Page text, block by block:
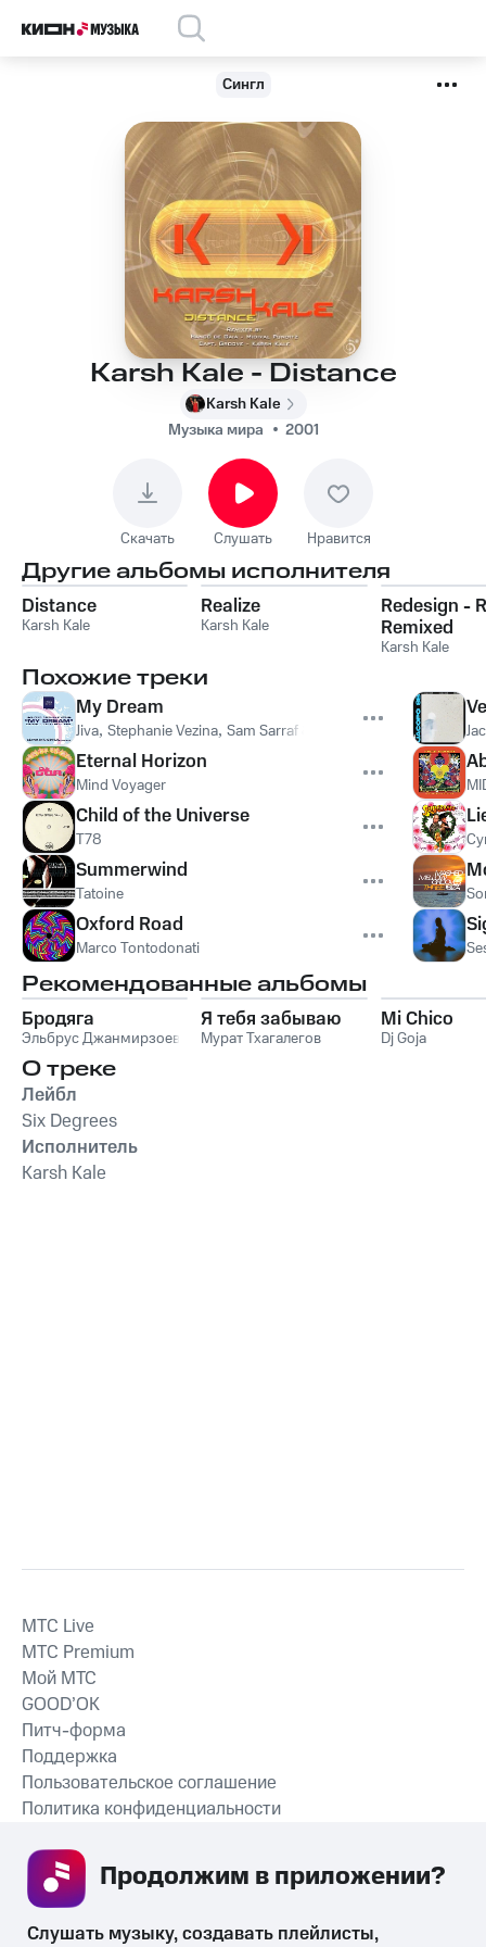
Сингл
Karsh Kale - Distance
Karsh Kale
Музыка мира
2001
Скачать Слушать Нравится
Другие альбомы исполнителя
Distance
Karsh Kale
Realize
Karsh Kale
Redesign -
Remixed
Karsh Kale
Похожие треки
My Dream
Jiva, Stephanie Vezina, Sam Sarraf & Ned Shepard
Eternal Horizon
Mind Voyager
Child of the Universe
T78
Summerwind
Tatoine
Oxford Road
Marco Tontodonati
Рекомендованные альбомы
Бродяга
Эльбрус Джанмирзоев
Я тебя забываю
Мурат Тхагалегов
Mi Chico
Dj Goja
О треке
Лейбл
Six Degrees
Исполнитель
Karsh Kale
СКАЧАТЬ ПРИЛОЖЕНИЕ
MTС Live
MTС Premium
Мой МТС
GOOD’OK
Питч-форма
Поддержка
Пользовательское соглашение
Политика конфиденциальности
Слушать музыку, создавать плейлисты,